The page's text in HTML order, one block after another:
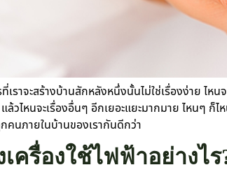
ที่เราจะสร้างบ้านสักหลังหนึ่งนั้นไม่ใช่เรื่องง่าย
ล้วไหนจะเรื่องอื่นๆ อีกเยอะแยะมากมาย ไหนๆ
คนภายในบ้านของเรากันดีกว่า
เครื่องใช้ไฟฟ้าอย่างไ